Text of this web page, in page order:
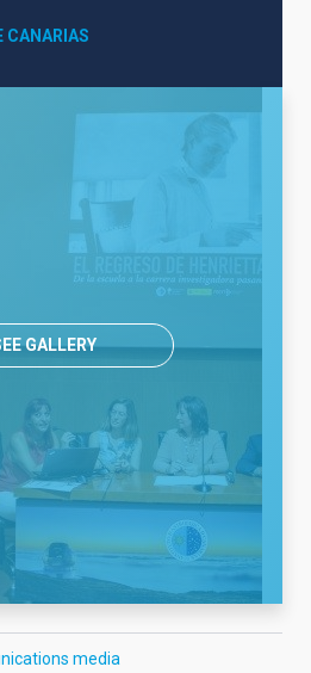
CANARIAS
GALLERY
media